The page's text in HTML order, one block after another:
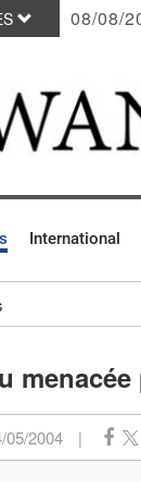
08/08/
International
05/2004 |